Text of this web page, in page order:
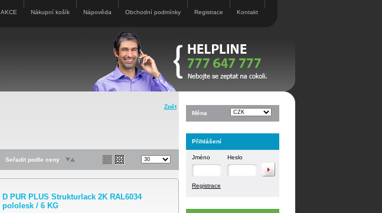
AKCE Nákupní košík Nápověda Obchodní podmínky Registrace Kontakt
Zpět
Seřadit podle ceny
D PUR PLUS Strukturlack 2K RAL6034
pololesk / 6 KG
Měna
Přihlášení
Jméno Heslo
Registrace